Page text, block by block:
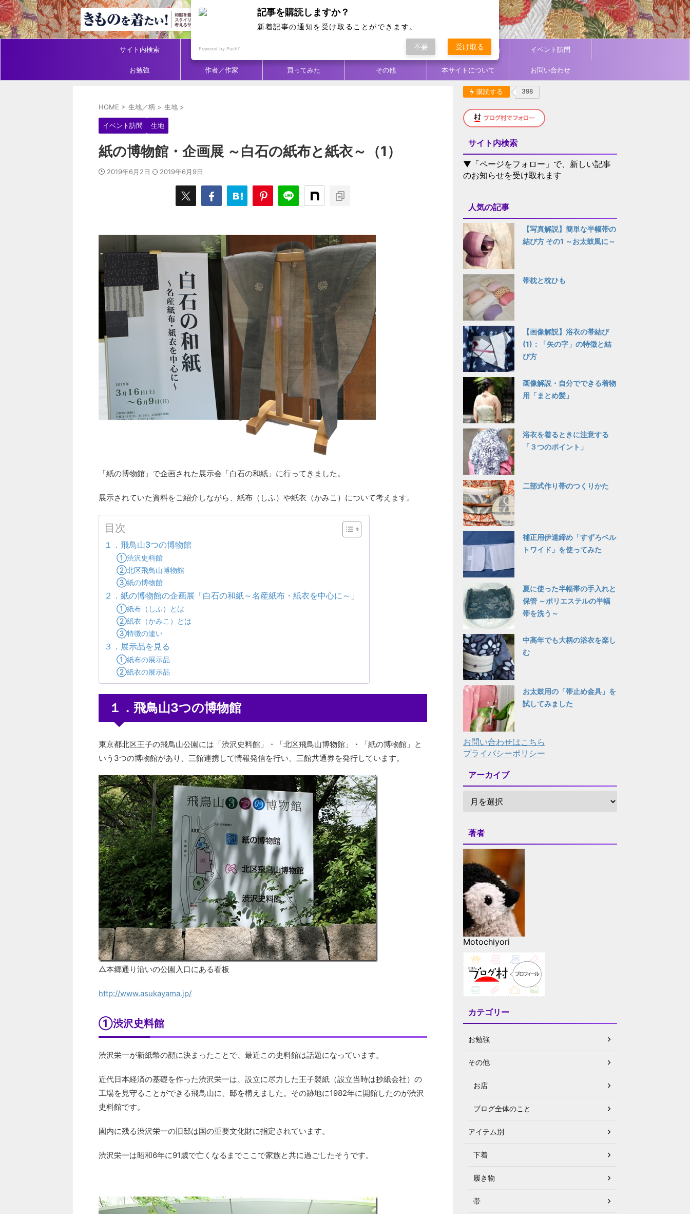
サイト内検索 アイテム別 コーディネート／着方 イベント訪問
お勉強 作者／作家 買ってみた その他 本サイトについて お問い合わせ
HOME > 生地／柄 > 生地 >
イベント訪問 生地
紙の博物館・企画展 ～白石の紙布と紙衣～（1）
2019年6月2日 2019年6月9日
「紙の博物館」で企画された展示会「白石の和紙」に行ってきました。
展示されていた資料をご紹介しながら、紙布（しふ）や紙衣（かみこ）について考えます。
目次
１．飛鳥山3つの博物館
①渋沢史料館
②北区飛鳥山博物館
③紙の博物館
２．紙の博物館の企画展「白石の和紙～名産紙布・紙衣を中心に～」
①紙布（しふ）とは
②紙衣（かみこ）とは
③特徴の違い
３．展示品を見る
①紙布の展示品
②紙衣の展示品
１．飛鳥山3つの博物館
東京都北区王子の飛鳥山公園には「渋沢史料館」・「北区飛鳥山博物館」・「紙の博物館」と
いう3つの博物館があり、三館連携して情報発信を行い、三館共通券を発行しています。
△本郷通り沿いの公園入口にある看板
http://www.asukayama.jp/
①渋沢史料館
渋沢栄一が新紙幣の顔に決まったことで、最近この史料館は話題になっています。
近代日本経済の基礎を作った渋沢栄一は、設立に尽力した王子製紙（設立当時は抄紙会社）の
工場を見守ることができる飛鳥山に、邸を構えました。その跡地に1982年に開館したのが渋沢
史料館です。
園内に残る渋沢栄一の旧邸は国の重要文化財に指定されています。
渋沢栄一は昭和6年に91歳で亡くなるまでここで家族と共に過ごしたそうです。
購読する 398
サイト内検索
▼「ページをフォロー」で、新しい記事
のお知らせを受け取れます
人気の記事
【写真解説】簡単な半幅帯の
結び方 その1 ～お太鼓風に～
帯枕と枕ひも
【画像解説】浴衣の帯結び
(1)：「矢の字」の特徴と結
び方
画像解説・自分でできる着物
用「まとめ髪」
浴衣を着るときに注意する
「３つのポイント」
二部式作り帯のつくりかた
補正用伊達締め「すずろベル
トワイド」を使ってみた
夏に使った半幅帯の手入れと
保管 ～ポリエステルの半幅
帯を洗う～
中高年でも大柄の浴衣を楽し
む
お太鼓用の「帯止め金具」を
試してみました
お問い合わせはこちら
プライバシーポリシー
アーカイブ
著者
Motochiyori
カテゴリー
お勉強
その他
お店
ブログ全体のこと
アイテム別
下着
履き物
帯
記事を購読しますか？
新着記事の通知を受け取ることができます。
Powered by Push7 不要 受け取る